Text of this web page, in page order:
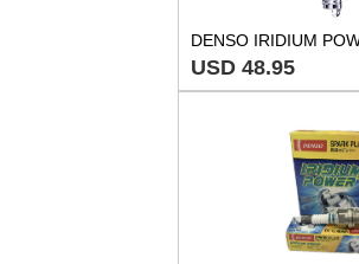
USD 48.95